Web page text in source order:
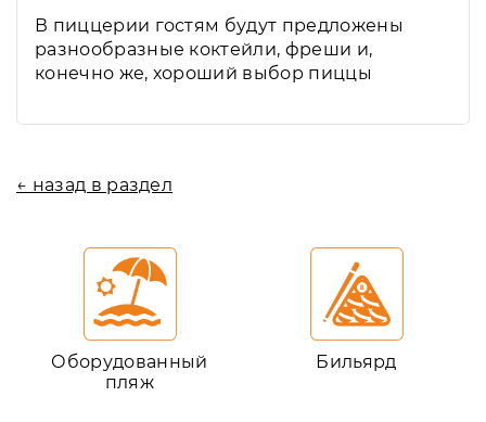
В пиццерии гостям будут предложены
разнообразные коктейли, фреши и,
конечно же, хороший выбор пиццы
← назад в раздел
Оборудованный
пляж
Бильярд